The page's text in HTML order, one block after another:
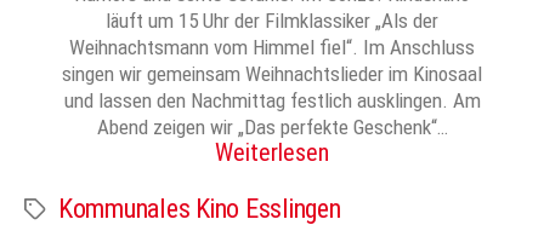
läuft um 15 Uhr der Filmklassiker „Als der
Weihnachtsmann vom Himmel fiel“. Im Anschluss
singen wir gemeinsam Weihnachtslieder im Kinosaal
und lassen den Nachmittag festlich ausklingen. Am
Abend zeigen wir „Das perfekte Geschenk“…
Weiterlesen
Schlagwörter
Kommunales Kino Esslingen